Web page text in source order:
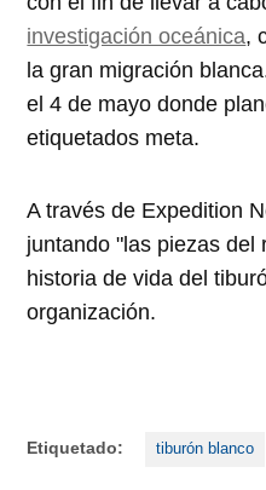
investigación oceánica,
la gran migración
el 4 de mayo donde
etiquetados meta.
A través de Expedition
juntando "las piezas del
historia de vida del
organización.
Etiquetado: tiburón blanco